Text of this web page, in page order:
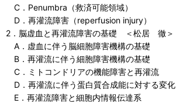
C．Penumbra（救済可能領域）
D．再灌流障害（reperfusion injury）
2．脳虚血と再灌流障害の基礎 ＜松居 徹＞
A．虚血に伴う脳細胞障害機構の基礎
B．再灌流に伴う細胞障害機構の基礎
C．ミトコンドリアの機能障害と再灌流
D．再灌流に伴う蛋白質合成能に対する変化
E．再灌流障害と細胞内情報伝達系